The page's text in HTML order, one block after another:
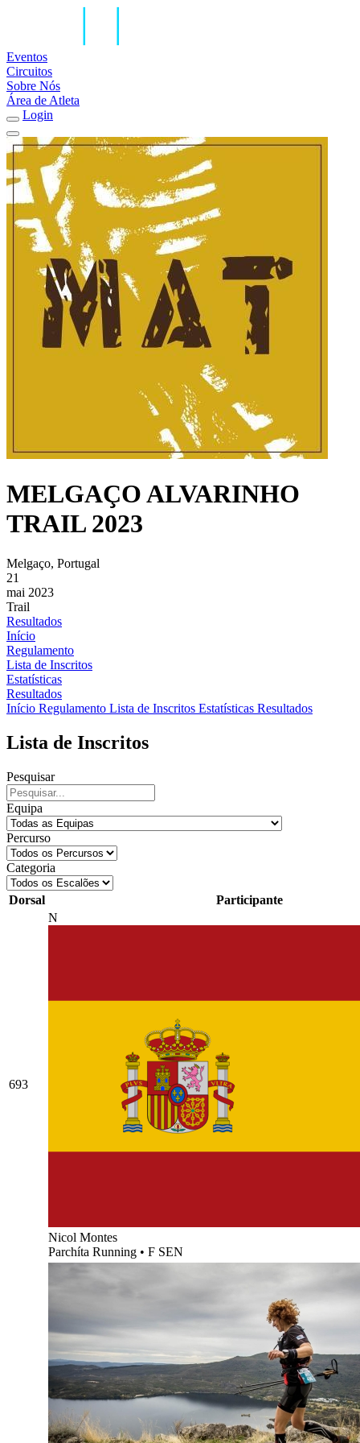
Eventos
Circuitos
Sobre Nós
Área de Atleta
Login
MELGAÇO ALVARINHO
TRAIL 2023
Melgaço, Portugal
21
mai 2023
Trail
Resultados
Início
Regulamento
Lista de Inscritos
Estatísticas
Resultados
Início Regulamento Lista de Inscritos Estatísticas Resultados
Lista de Inscritos
Pesquisar
Equipa
Percurso
Categoria
Dorsal Participante
693
N
Nicol Montes
Parchíta Running • F SEN